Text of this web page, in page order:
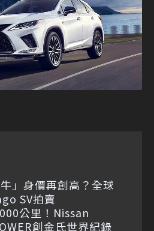
」身價再創高？全球
SV拍賣
公里！Nissan
創金氏世界紀錄